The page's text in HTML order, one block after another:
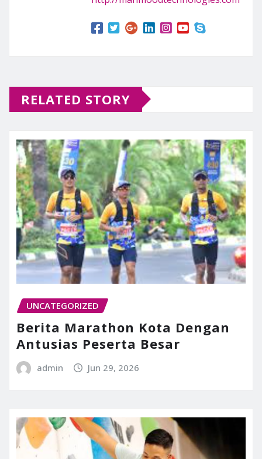
RELATED STORY
UNCATEGORIZED
Berita Marathon Kota Dengan
Antusias Peserta Besar
admin Jun 29, 2026